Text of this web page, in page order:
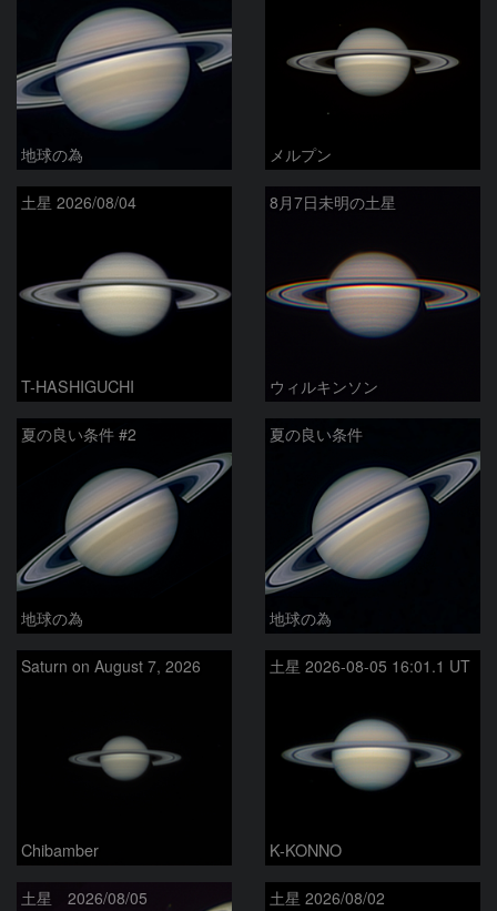
地球の為 メルプン
土星 2026/08/04
T-HASHIGUCHI
8月7日未明の土星
ウィルキンソン
夏の良い条件 #2
地球の為
夏の良い条件
地球の為
Saturn on August 7, 2026
Chibamber
土星 2026-08-05 16:01.1 UT
K-KONNO
土星 2026/08/05 土星 2026/08/02